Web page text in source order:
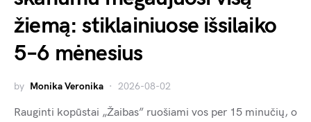
žiemą: stiklainiuose išsilaiko
5–6 mėnesius
by Monika Veronika 2026-08-02
Rauginti kopūstai „Žaibas” ruošiami vos per 15 minučių, o